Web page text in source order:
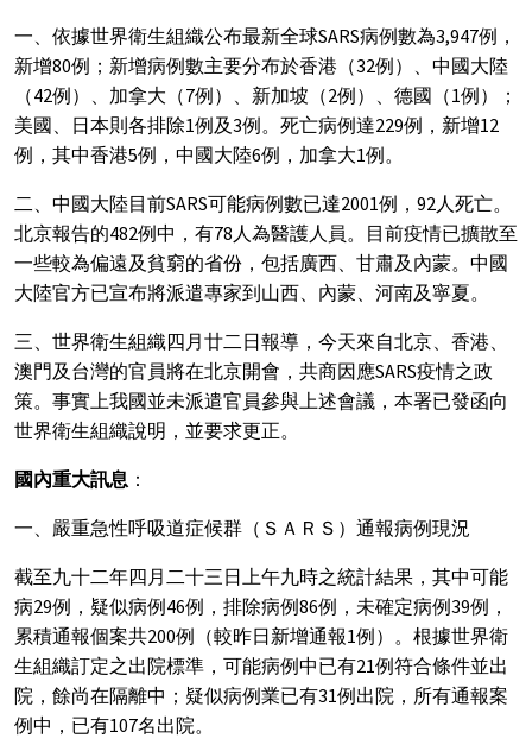
一、依據世界衛生組織公布最新全球SARS病例數為3,947例，
新增80例；新增病例數主要分布於香港（32例）、中國大陸
（42例）、加拿大（7例）、新加坡（2例）、德國（1例）；
美國、日本則各排除1例及3例。死亡病例達229例，新增12
例，其中香港5例，中國大陸6例，加拿大1例。
二、中國大陸目前SARS可能病例數已達2001例，92人死亡。
北京報告的482例中，有78人為醫護人員。目前疫情已擴散至
一些較為偏遠及貧窮的省份，包括廣西、甘肅及內蒙。中國
大陸官方已宣布將派遣專家到山西、內蒙、河南及寧夏。
三、世界衛生組織四月廿二日報導，今天來自北京、香港、
澳門及台灣的官員將在北京開會，共商因應SARS疫情之政
策。事實上我國並未派遣官員參與上述會議，本署已發函向
世界衛生組織說明，並要求更正。
國內重大訊息 ：
一、嚴重急性呼吸道症候群（ＳＡＲＳ）通報病例現況
截至九十二年四月二十三日上午九時之統計結果，其中可能
病29例，疑似病例46例，排除病例86例，未確定病例39例，
累積通報個案共200例（較昨日新增通報1例）。根據世界衛
生組織訂定之出院標準，可能病例中已有21例符合條件並出
院，餘尚在隔離中；疑似病例業已有31例出院，所有通報案
例中，已有107名出院。